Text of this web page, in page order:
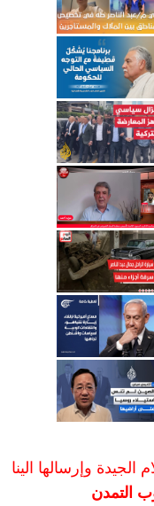
وإرسالها الينا
التمدن